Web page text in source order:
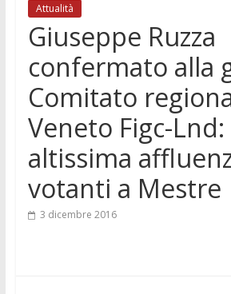
Attualità
Giuseppe Ruzza
confermato alla
Comitato
Veneto Figc-Lnd:
altissima
votanti a Mestre
3 dicembre 2016